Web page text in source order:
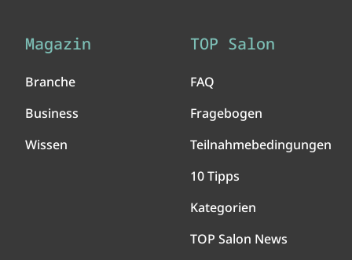
Magazin
Branche
Business
Wissen
TOP Salon
FAQ
Fragebogen
Teilnahmebedingungen
10 Tipps
Kategorien
TOP Salon News